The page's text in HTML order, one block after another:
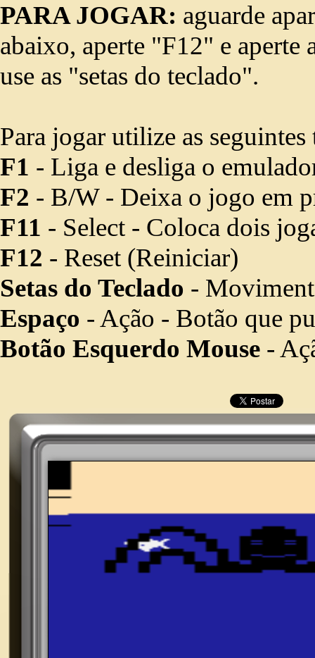
PARA JOGAR: aguarde
abaixo, aperte "F12" e aperte
use as "setas do teclado".
Para jogar utilize as seguintes
F1 - Liga e desliga o
F2 - B/W - Deixa o jogo em
F11 - Select - Coloca dois
F12 - Reset (Reiniciar)
Setas do Teclado -
Espaço - Ação - Botão que
Botão Esquerdo Mouse -